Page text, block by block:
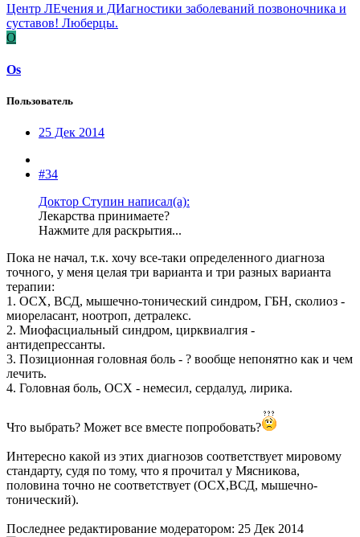
Центр ЛЕчения и ДИагностики заболеваний позвоночника и
суставов! Люберцы.
O
Os
Пользователь
25 Дек 2014
#34
Доктор Ступин написал(а):
Лекарства принимаете?
Нажмите для раскрытия...
Пока не начал, т.к. хочу все-таки определенного диагноза
точного, у меня целая три варианта и три разных варианта
терапии:
1. ОСХ, ВСД, мышечно-тонический синдром, ГБН, сколиоз -
миореласант, ноотроп, детралекс.
2. Миофасциальный синдром, цирквиалгия -
антидепрессанты.
3. Позиционная головная боль - ? вообще непонятно как и чем
лечить.
4. Головная боль, ОСХ - немесил, сердалуд, лирика.
Что выбрать? Может все вместе попробовать?
Интересно какой из этих диагнозов соответствует мировому
стандарту, судя по тому, что я прочитал у Мясникова,
половина точно не соответствует (ОСХ,ВСД, мышечно-
тонический).
Последнее редактирование модератором: 25 Дек 2014